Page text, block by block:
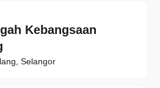
Kebangsaan
Selangor